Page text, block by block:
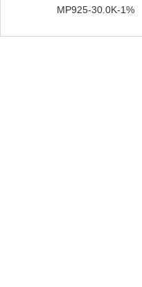
MP925-30.0K-1%